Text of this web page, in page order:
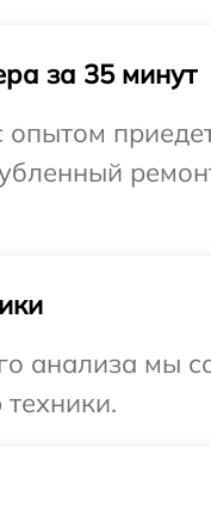
за 35 минут
анализа мы